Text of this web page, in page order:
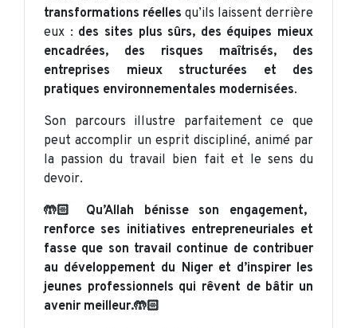
transformations réelles qu’ils laissent derrière
eux : des sites plus sûrs, des équipes mieux
encadrées, des risques maîtrisés, des
entreprises mieux structurées et des
pratiques environnementales modernisées.
Son parcours illustre parfaitement ce que
peut accomplir un esprit discipliné, animé par
la passion du travail bien fait et le sens du
devoir.
🤲🏻 Qu’Allah bénisse son engagement,
renforce ses initiatives entrepreneuriales et
fasse que son travail continue de contribuer
au développement du Niger et d’inspirer les
jeunes professionnels qui rêvent de bâtir un
avenir meilleur.🤲🏻